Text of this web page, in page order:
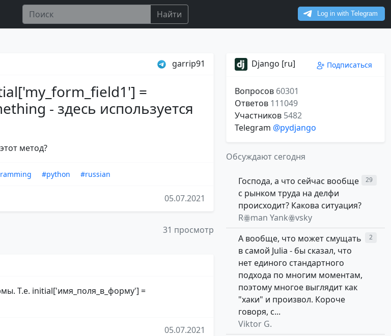
Найти
garrip91
=
- здесь используется
метод?
#python #russian
05.07.2021
31 просмотр
Т.е. initial['имя_поля_в_форму'] =
05.07.2021
Django [ru] Подписаться
Вопросов 60301
Ответов 111049
Участников 5482
Telegram @pydjango
Обсуждают сегодня
Господа, а что сейчас вообще
с рынком труда на делфи
происходит? Какова ситуация?
Rꙮman Yankꙮvsky
29
А вообще, что может смущать
в самой Julia - бы сказал, что
нет единого стандартного
подхода по многим моментам,
поэтому многое выглядит как
"хаки" и произвол. Короче
говоря, с...
Viktor G.
2